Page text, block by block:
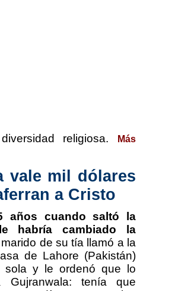
religiosa.
Más
vale mil dólares
a Cristo
años cuando saltó la
habría cambiado la
de su tía llamó a la
de Lahore (Pakistán)
sola y le ordenó que lo
Gujranwala: tenía que